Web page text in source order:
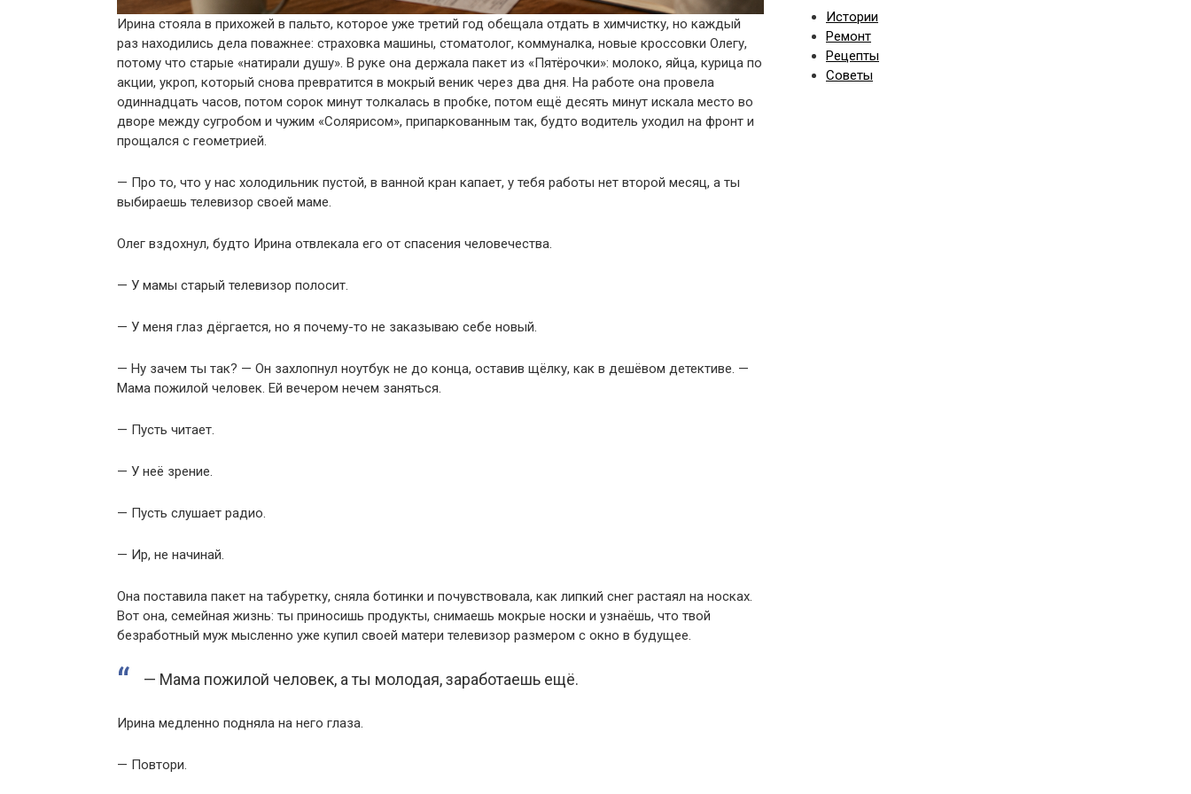
Ирина стояла в прихожей в пальто, которое уже третий год обещала отдать в химчистку, но каждый
раз находились дела поважнее: страховка машины, стоматолог, коммуналка, новые кроссовки Олегу,
потому что старые «натирали душу». В руке она держала пакет из «Пятёрочки»: молоко, яйца, курица по
акции, укроп, который снова превратится в мокрый веник через два дня. На работе она провела
одиннадцать часов, потом сорок минут толкалась в пробке, потом ещё десять минут искала место во
дворе между сугробом и чужим «Солярисом», припаркованным так, будто водитель уходил на фронт и
прощался с геометрией.
— Про то, что у нас холодильник пустой, в ванной кран капает, у тебя работы нет второй месяц, а ты
выбираешь телевизор своей маме.
Олег вздохнул, будто Ирина отвлекала его от спасения человечества.
— У мамы старый телевизор полосит.
— У меня глаз дёргается, но я почему-то не заказываю себе новый.
— Ну зачем ты так? — Он захлопнул ноутбук не до конца, оставив щёлку, как в дешёвом детективе. —
Мама пожилой человек. Ей вечером нечем заняться.
— Пусть читает.
— У неё зрение.
— Пусть слушает радио.
— Ир, не начинай.
Она поставила пакет на табуретку, сняла ботинки и почувствовала, как липкий снег растаял на носках.
Вот она, семейная жизнь: ты приносишь продукты, снимаешь мокрые носки и узнаёшь, что твой
безработный муж мысленно уже купил своей матери телевизор размером с окно в будущее.
— Мама пожилой человек, а ты молодая, заработаешь ещё.
Ирина медленно подняла на него глаза.
— Повтори.
Истории
Ремонт
Рецепты
Советы